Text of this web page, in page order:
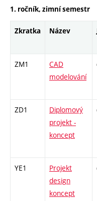
1. ročník, zimní semestr
Zkratka Název
ZM1
CAD
modelování
ZD1
Diplomový
projekt -
koncept
YE1
Projekt
design
koncept